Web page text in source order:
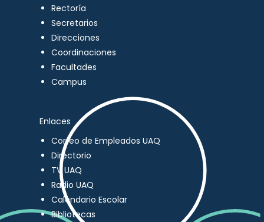
Rectoría
Secretarios
Direcciones
Coordinaciones
Facultades
Campus
Enlaces
Correo de Empleados UAQ
Directorio
TV UAQ
Radio UAQ
Calendario Escolar
Bibliotecas